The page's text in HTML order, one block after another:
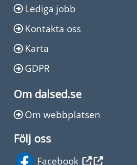
Lediga jobb
Kontakta oss
Karta
GDPR
Om dalsed.se
Om webbplatsen
Följ oss
Facebook